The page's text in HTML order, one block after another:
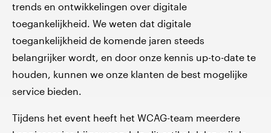
trends en ontwikkelingen over digitale
toegankelijkheid. We weten dat digitale
toegankelijkheid de komende jaren steeds
belangrijker wordt, en door onze kennis up-to-date te
houden, kunnen we onze klanten de best mogelijke
service bieden.
Tijdens het event heeft het WCAG-team meerdere